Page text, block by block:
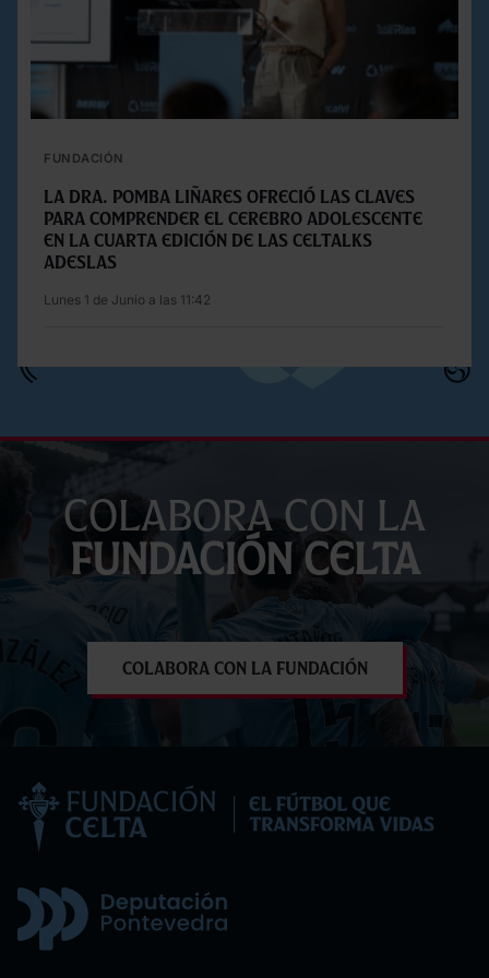
FUNDACIÓN
La Dra. Pomba Liñares ofreció las claves
para comprender el cerebro adolescente
en la cuarta edición de las Celtalks
Adeslas
Lunes 1 de Junio a las 11:42
Colabora con la
Fundación Celta
Colabora con la Fundación